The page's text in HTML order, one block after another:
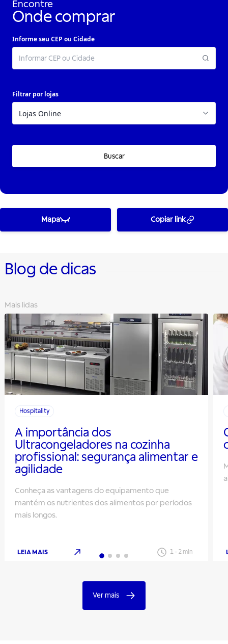
Encontre
Onde comprar
Informe seu CEP ou Cidade
Filtrar por lojas
Buscar
Mapa Copiar link
Blog de dicas
Mais lidas
Hospitality
A importância dos
Ultracongeladores na cozinha
profissional: segurança alimentar e
agilidade
Conheça as vantagens do equipamento que
mantém os nutrientes dos alimentos por períodos
mais longos.
LEIA MAIS 1- 2 min
Ver mais